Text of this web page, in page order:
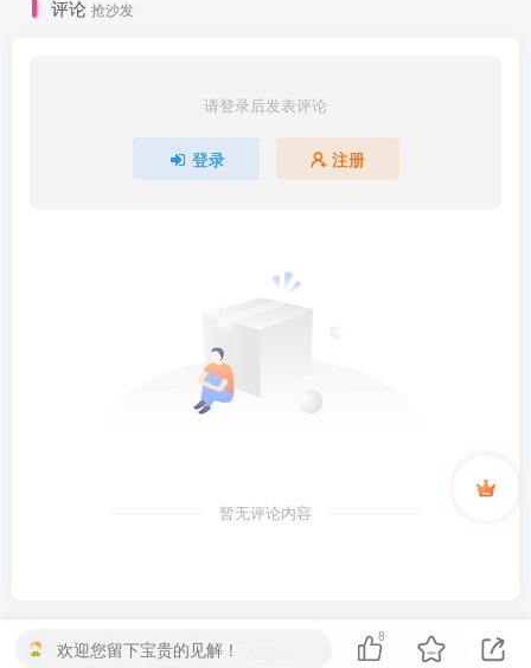
评论 抢沙发
请登录后发表评论
登录 注册
暂无评论内容
友链申请 免责声明 聚合标签 关于我们
欢迎您留下宝贵的见解！
8